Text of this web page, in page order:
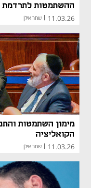
ההשתמטות לתרדמת
11.03.26 שחר אילן
מימון השתמטות
הקואליציה
11.03.26 שחר אילן